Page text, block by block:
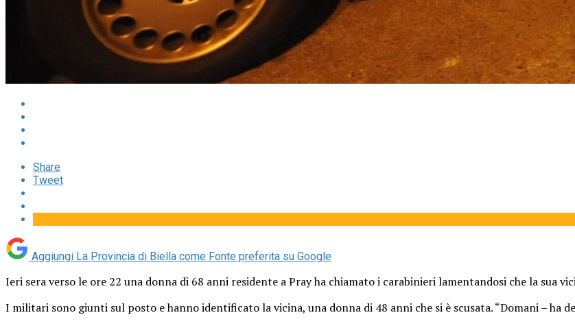
Share
Tweet
Aggiungi La Provincia di Biella come Fonte preferita su Google
Ieri sera verso le ore 22 una donna di 68 anni residente a Pray ha chiamato i carabinieri lamentandosi che la sua
I militari sono giunti sul posto e hanno identificato la vicina, una donna di 48 anni che si è scusata. “Domani –